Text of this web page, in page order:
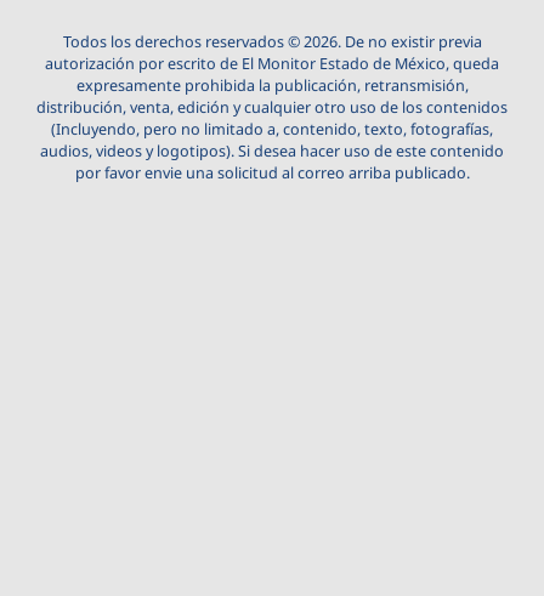
Todos los derechos reservados © 2026. De no existir previa
autorización por escrito de El Monitor Estado de México, queda
expresamente prohibida la publicación, retransmisión,
distribución, venta, edición y cualquier otro uso de los contenidos
(Incluyendo, pero no limitado a, contenido, texto, fotografías,
audios, videos y logotipos). Si desea hacer uso de este contenido
por favor envie una solicitud al correo arriba publicado.